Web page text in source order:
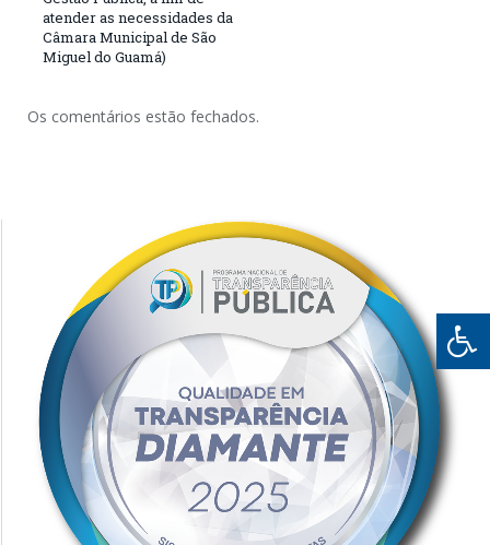
atender as necessidades da
Câmara Municipal de São
Miguel do Guamá)
Os comentários estão fechados.